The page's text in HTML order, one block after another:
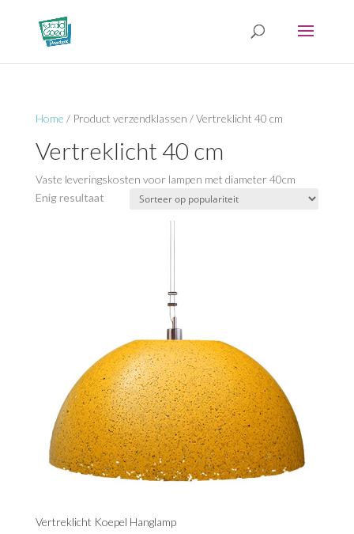
Home / Product verzendklassen / Vertreklicht 40 cm
Vertreklicht 40 cm
Vaste leveringskosten voor lampen met diameter 40cm
Enig resultaat
Vertreklicht Koepel Hanglamp